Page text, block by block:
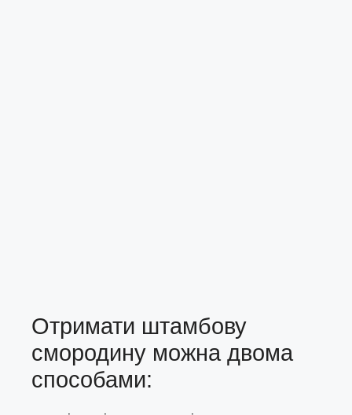
Отримати штамбову
смородину можна двома
способами: